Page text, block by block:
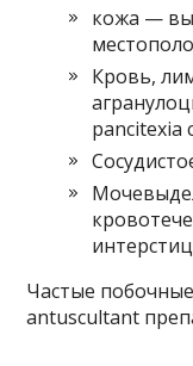
кожа —
Кровь,
pancitexia
Частые
antuscultant